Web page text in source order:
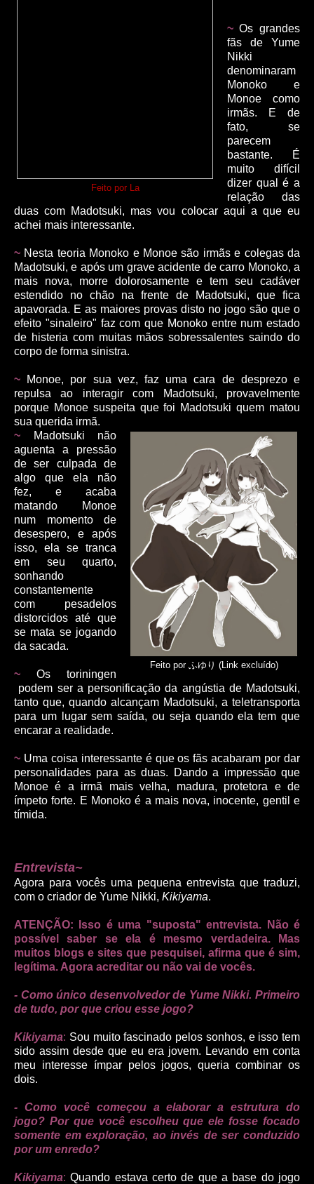
Feito por La
~Os grandes
fãs de Yume
Nikki
denominaram
Monoko e
Monoe como
irmãs. E de
fato, se
parecem
bastante. É
muito difícil
dizer qual é a
relação das
duas com Madotsuki, mas vou colocar aqui a que eu
achei mais interessante.
~ Nesta teoria Monoko e Monoe são irmãs e colegas da
Madotsuki, e após um grave acidente de carro Monoko, a
mais nova, morre dolorosamente e tem seu cadáver
estendido no chão na frente de Madotsuki, que fica
apavorada. E as maiores provas disto no jogo são que o
efeito "sinaleiro" faz com que Monoko entre num estado
de histeria com muitas mãos sobressalentes saindo do
corpo de forma sinistra.
~ Monoe, por sua vez, faz uma cara de desprezo e
repulsa ao interagir com Madotsuki, provavelmente
porque Monoe suspeita que foi Madotsuki quem matou
sua querida irmã.
Feito por ふゆり (Link excluído)
~ Madotsuki não
aguenta a pressão
de ser culpada de
algo que ela não
fez, e acaba
matando Monoe
num momento de
desespero, e após
isso, ela se tranca
em seu quarto,
sonhando
constantemente
com pesadelos
distorcidos até que
se mata se jogando
da sacada.
~ Os toriningen
podem ser a personificação da angústia de Madotsuki,
tanto que, quando alcançam Madotsuki, a teletransporta
para um lugar sem saída, ou seja quando ela tem que
encarar a realidade.
~ Uma coisa interessante é que os fãs acabaram por dar
personalidades para as duas. Dando a impressão que
Monoe é a irmã mais velha, madura, protetora e de
ímpeto forte. E Monoko é a mais nova, inocente, gentil e
tímida.
Entrevista~
Agora para vocês uma pequena entrevista que traduzi,
com o criador de Yume Nikki, Kikiyama.
ATENÇÃO: Isso é uma "suposta" entrevista. Não é
possível saber se ela é mesmo verdadeira. Mas
muitos blogs e sites que pesquisei, afirma que é sim,
legítima. Agora acreditar ou não vai de vocês.
- Como único desenvolvedor de Yume Nikki. Primeiro
de tudo, por que criou esse jogo?
Kikiyama: Sou muito fascinado pelos sonhos, e isso tem
sido assim desde que eu era jovem. Levando em conta
meu interesse ímpar pelos jogos, queria combinar os
dois.
- Como você começou a elaborar a estrutura do
jogo? Por que você escolheu que ele fosse focado
somente em exploração, ao invés de ser conduzido
por um enredo?
Kikiyama: Quando estava certo de que a base do jogo